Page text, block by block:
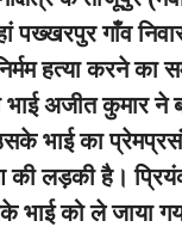
पख्खरपुर गाँव
हत्या करने का
अजीत कुमार ने
भाई का
की लड़की है।
भाई को ले जाया